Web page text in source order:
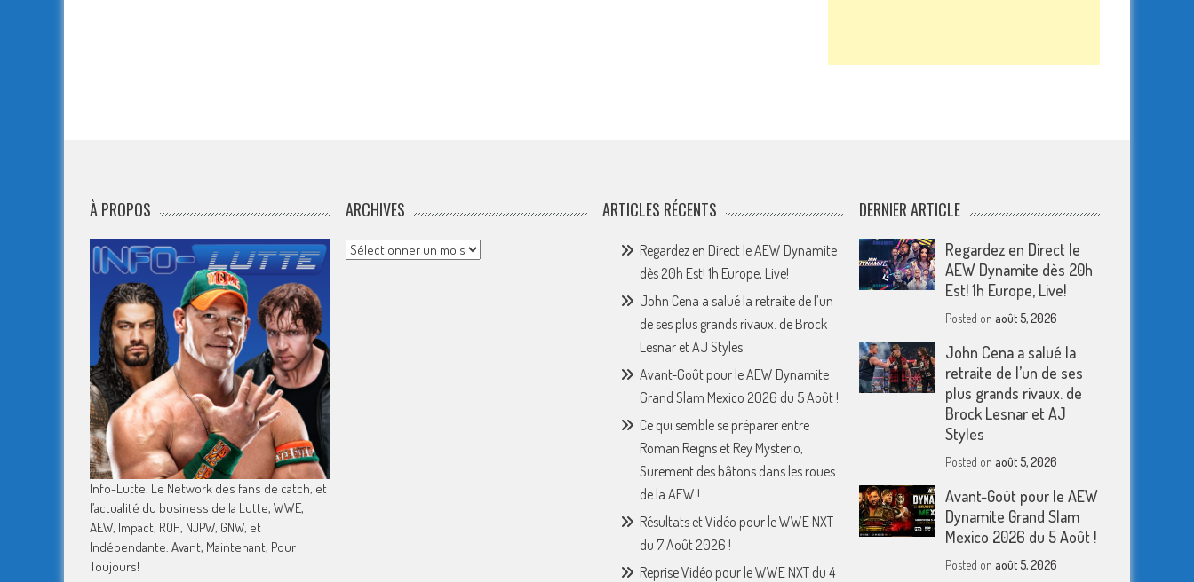
À PROPOS
Info-Lutte. Le Network des fans de catch, et
l’actualité du business de la Lutte, WWE,
AEW, Impact, ROH, NJPW, GNW, et
Indépendante. Avant, Maintenant, Pour
Toujours!
ARCHIVES
Archives
ARTICLES RÉCENTS
Regardez en Direct le AEW Dynamite
dès 20h Est! 1h Europe, Live!
John Cena a salué la retraite de l’un
de ses plus grands rivaux. de Brock
Lesnar et AJ Styles
Avant-Goût pour le AEW Dynamite
Grand Slam Mexico 2026 du 5 Août !
Ce qui semble se préparer entre
Roman Reigns et Rey Mysterio,
Surement des bâtons dans les roues
de la AEW !
Résultats et Vidéo pour le WWE NXT
du 7 Août 2026 !
Reprise Vidéo pour le WWE NXT du 4
DERNIER ARTICLE
Regardez en Direct le
AEW Dynamite dès 20h
Est! 1h Europe, Live!
Posted on août 5, 2026
John Cena a salué la
retraite de l’un de ses
plus grands rivaux. de
Brock Lesnar et AJ
Styles
Posted on août 5, 2026
Avant-Goût pour le AEW
Dynamite Grand Slam
Mexico 2026 du 5 Août !
Posted on août 5, 2026